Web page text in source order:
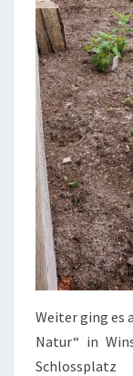
Weiter ging es
Natur“ in